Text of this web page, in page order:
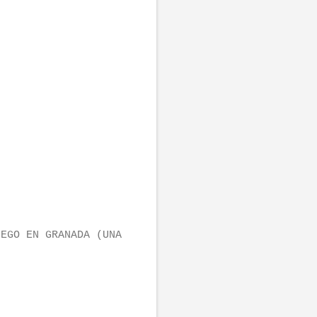
EN GRANADA (UNA